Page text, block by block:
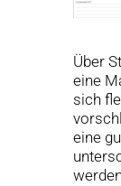
Über
eine
sich
eine